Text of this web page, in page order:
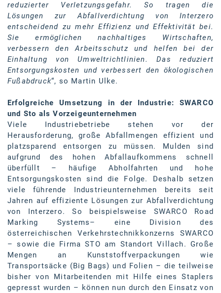
reduzierter Verletzungsgefahr. So tragen die
Lösungen zur Abfallverdichtung von Interzero
entscheidend zu mehr Effizienz und Effektivität bei.
Sie ermöglichen nachhaltiges Wirtschaften,
verbessern den Arbeitsschutz und helfen bei der
Einhaltung von Umweltrichtlinien. Das reduziert
Entsorgungskosten und verbessert den ökologischen
Fußabdruck“, so Martin Ulke.
Erfolgreiche Umsetzung in der Industrie: SWARCO
und Sto als Vorzeigeunternehmen
Viele Industriebetriebe stehen vor der
Herausforderung, große Abfallmengen effizient und
platzsparend entsorgen zu müssen. Mulden sind
aufgrund des hohen Abfallaufkommens schnell
überfüllt – häufige Abholfahrten und hohe
Entsorgungskosten sind die Folge. Deshalb setzen
viele führende Industrieunternehmen bereits seit
Jahren auf effiziente Lösungen zur Abfallverdichtung
von Interzero. So beispielsweise SWARCO Road
Marking Systems– eine Division des
österreichischen Verkehrstechnikkonzerns SWARCO
– sowie die Firma STO am Standort Villach. Große
Mengen an Kunststoffverpackungen wie
Transportsäcke (Big Bags) und Folien – die teilweise
bisher von Mitarbeitenden mit Hilfe eines Staplers
gepresst wurden – können nun durch den Einsatz von